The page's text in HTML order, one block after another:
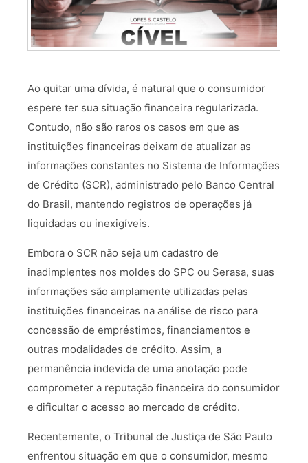
Ao quitar uma dívida, é natural que o consumidor
espere ter sua situação financeira regularizada.
Contudo, não são raros os casos em que as
instituições financeiras deixam de atualizar as
informações constantes no Sistema de Informações
de Crédito (SCR), administrado pelo Banco Central
do Brasil, mantendo registros de operações já
liquidadas ou inexigíveis.
Embora o SCR não seja um cadastro de
inadimplentes nos moldes do SPC ou Serasa, suas
informações são amplamente utilizadas pelas
instituições financeiras na análise de risco para
concessão de empréstimos, financiamentos e
outras modalidades de crédito. Assim, a
permanência indevida de uma anotação pode
comprometer a reputação financeira do consumidor
e dificultar o acesso ao mercado de crédito.
Recentemente, o Tribunal de Justiça de São Paulo
enfrentou situação em que o consumidor, mesmo